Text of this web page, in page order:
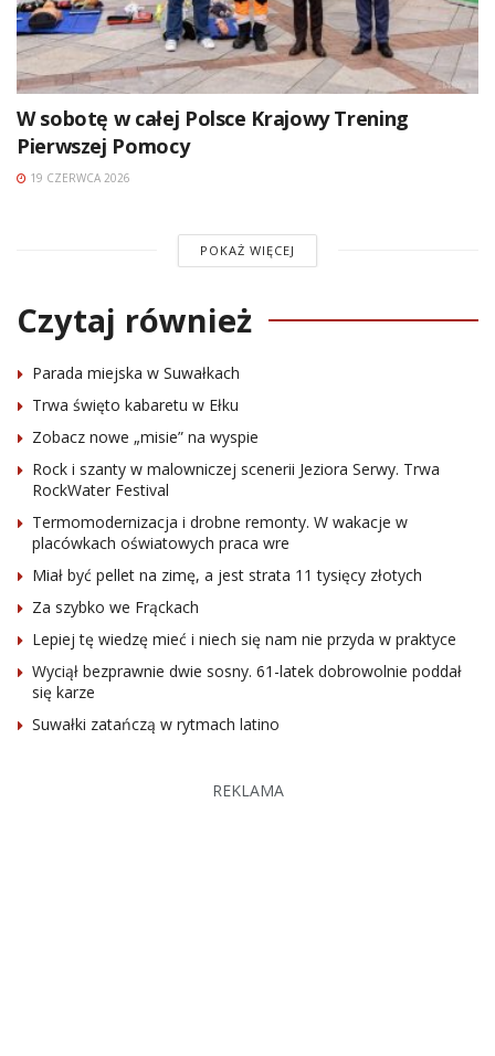
W sobotę w całej Polsce Krajowy Trening
Pierwszej Pomocy
19 CZERWCA 2026
POKAŻ WIĘCEJ
Czytaj również
Parada miejska w Suwałkach
Trwa święto kabaretu w Ełku
Zobacz nowe „misie” na wyspie
Rock i szanty w malowniczej scenerii Jeziora Serwy. Trwa
RockWater Festival
Termomodernizacja i drobne remonty. W wakacje w
placówkach oświatowych praca wre
Miał być pellet na zimę, a jest strata 11 tysięcy złotych
Za szybko we Frąckach
Lepiej tę wiedzę mieć i niech się nam nie przyda w praktyce
Wyciął bezprawnie dwie sosny. 61-latek dobrowolnie poddał
się karze
Suwałki zatańczą w rytmach latino
REKLAMA